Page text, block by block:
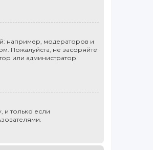
например, модераторов и
Пожалуйста, не засоряйте
или администратор
и только если